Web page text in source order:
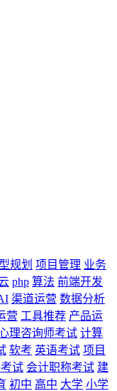
规划 项目管理 业务
php 算法 前端开发
渠道运营 数据分析
营 工具推荐 产品运
理咨询师考试 计算
软考 英语考试 项目
试 会计职称考试 建
初中 高中 大学 小学